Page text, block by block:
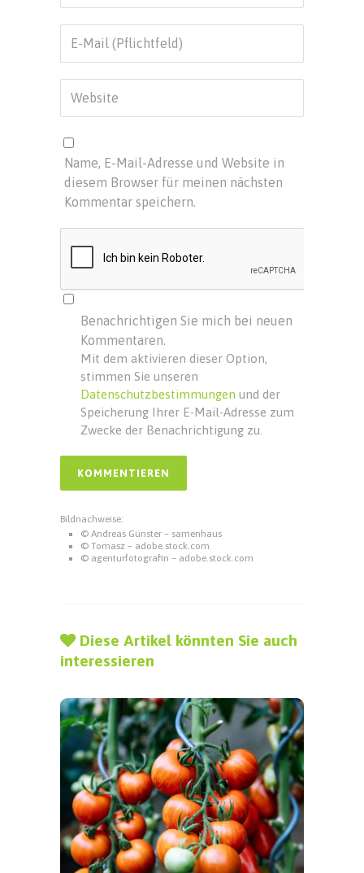
Name, E-Mail-Adresse und Website in
diesem Browser für meinen nächsten
Kommentar speichern.
Benachrichtigen Sie mich bei neuen
Kommentaren.
Mit dem aktivieren dieser Option,
stimmen Sie unseren
Datenschutzbestimmungen und der
Speicherung Ihrer E-Mail-Adresse zum
Zwecke der Benachrichtigung zu.
Bildnachweise:
© Andreas Günster – samenhaus
© Tomasz – adobe.stock.com
© agenturfotografin – adobe.stock.com
Diese Artikel könnten Sie auch
interessieren